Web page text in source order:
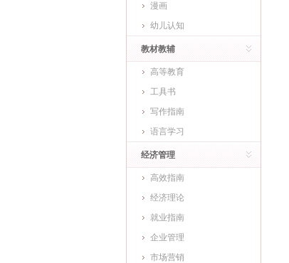
漫画
幼儿认知
教材教辅
高等教育
工具书
写作指南
语言学习
经济管理
高效指南
经济理论
就业指南
企业管理
市场营销